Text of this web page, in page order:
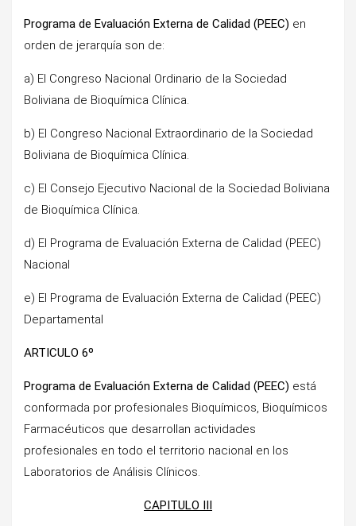
Programa de Evaluación Externa de Calidad (PEEC) en
orden de jerarquía son de:
a) El Congreso Nacional Ordinario de la Sociedad
Boliviana de Bioquímica Clínica.
b) El Congreso Nacional Extraordinario de la Sociedad
Boliviana de Bioquímica Clínica.
c) El Consejo Ejecutivo Nacional de la Sociedad Boliviana
de Bioquímica Clínica.
d) El Programa de Evaluación Externa de Calidad (PEEC)
Nacional
e) El Programa de Evaluación Externa de Calidad (PEEC)
Departamental
ARTICULO 6º
Programa de Evaluación Externa de Calidad (PEEC) está
conformada por profesionales Bioquímicos, Bioquímicos
Farmacéuticos que desarrollan actividades
profesionales en todo el territorio nacional en los
Laboratorios de Análisis Clínicos.
CAPITULO III